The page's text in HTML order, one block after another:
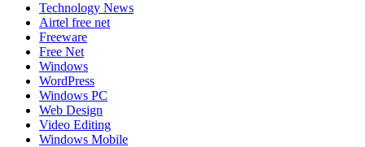
Technology News
Airtel free net
Freeware
Free Net
Windows
WordPress
Windows PC
Web Design
Video Editing
Windows Mobile